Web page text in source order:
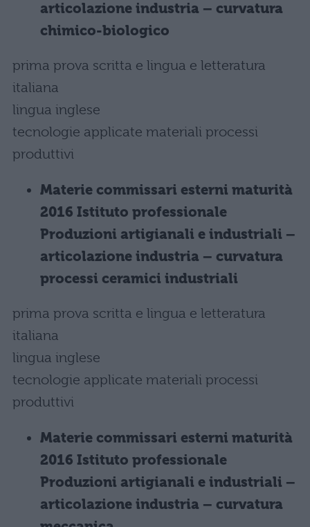
articolazione industria – curvatura
chimico-biologico
prima prova scritta e lingua e letteratura
italiana
lingua inglese
tecnologie applicate materiali processi
produttivi
Materie commissari esterni maturità
2016 Istituto professionale
Produzioni artigianali e industriali –
articolazione industria – curvatura
processi ceramici industriali
prima prova scritta e lingua e letteratura
italiana
lingua inglese
tecnologie applicate materiali processi
produttivi
Materie commissari esterni maturità
2016 Istituto professionale
Produzioni artigianali e industriali –
articolazione industria – curvatura